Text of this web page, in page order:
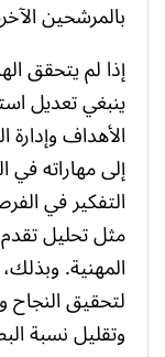
بالمرشحين
إذا لم يتحقق
ينبغي تعديل
الأهداف
إلى مهاراته في
التفكير في
مثل تحليل
المهنية.
لتحقيق النجاح
وتقليل نسبة